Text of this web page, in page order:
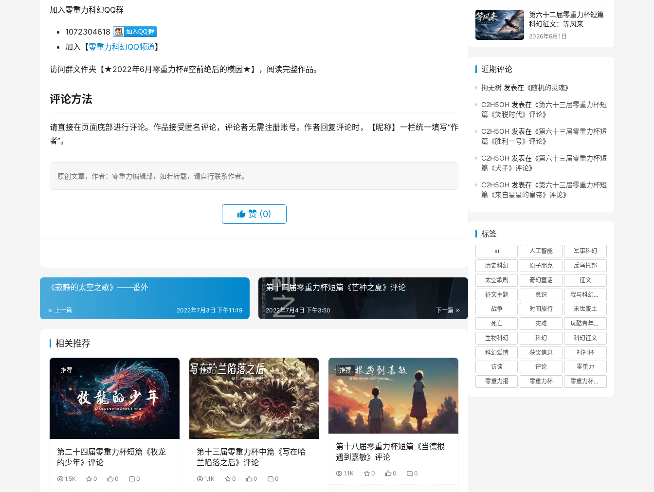
加入零重力科幻QQ群
1072304618
加入【零重力科幻QQ频道】
访问群文件夹【★2022年6月零重力杯#空前绝后的模因★】，阅读完整作品。
评论方法
请直接在页面底部进行评论。作品接受匿名评论，评论者无需注册账号。作者回复评论时，【昵称】一栏统一填写“作
者”。
原创文章，作者：零重力编辑部，如若转载，请自行联系作者。
赞 (0)
《寂静的太空之歌》——番外
上一篇 2022年7月3日 下午11:19
第十四届零重力杯短篇《芒种之夏》评论
下一篇
2022年7月4日 下午3:50
相关推荐
推荐
第二十四届零重力杯短篇《牧龙
的少年》评论
1.5K 0 0 0
推荐
第十三届零重力杯中篇《写在哈
兰陷落之后》评论
1.1K 0 0 0
推荐
第十八届零重力杯短篇《当德根
遇到嘉敏》评论
1.1K 0 0 0
第六十二届零重力杯短篇
科幻征文：等风来
2026年6月1日
近期评论
拘无树 发表在《随机的灵魂》
C2H5OH 发表在《第六十三届零重力杯短
篇《笑税时代》评论》
C2H5OH 发表在《第六十三届零重力杯短
篇《胜利一号》评论》
C2H5OH 发表在《第六十三届零重力杯短
篇《犬子》评论》
C2H5OH 发表在《第六十三届零重力杯短
篇《来自星星的皇帝》评论》
标签
ai 人工智能
军事科幻
历史科幻
原子朋克
反乌托邦
太空歌剧
奇幻童话
征文
征文主题
意识
我与科幻的回忆
战争
时间旅行
末世废土
死亡
灾难
玩酷青年零重力联合征文
生物科幻
科幻
科幻征文
科幻爱情
获奖信息
衬衬杯
访谈
评论
零重力
零重力报
零重力杯 零重力杯评论